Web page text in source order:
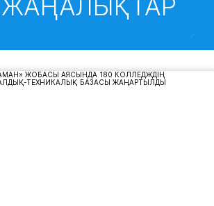
ЖАҢАЛЫҚТАР